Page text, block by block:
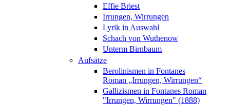
Effie Briest
Irrungen, Wirrungen
Lyrik in Auswahl
Schach von Wuthenow
Unterm Birnbaum
Aufsätze
Berolinismen in Fontanes
Roman „Irrungen, Wirrungen“
Gallizismen in Fontanes Roman
"Irrungen, Wirrungen" (1888)